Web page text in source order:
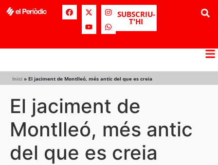
SUBSCRIU-
T'HI
Inici » El jaciment de Montlleó, més antic del que es creia
El jaciment de
Montlleó, més antic
del que es creia